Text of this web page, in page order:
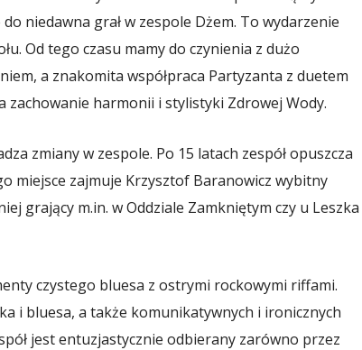
niedawna grał w zespole Dżem. To wydarzenie
Od tego czasu mamy do czynienia z dużo
a znakomita współpraca Partyzanta z duetem
zachowanie harmonii i stylistyki Zdrowej Wody.
zmiany w zespole. Po 15 latach zespół opuszcza
miejsce zajmuje Krzysztof Baranowicz wybitny
grający m.in. w Oddziale Zamkniętym czy u Leszka
czystego bluesa z ostrymi rockowymi riffami.
i bluesa, a także komunikatywnych i ironicznych
jest entuzjastycznie odbierany zarówno przez